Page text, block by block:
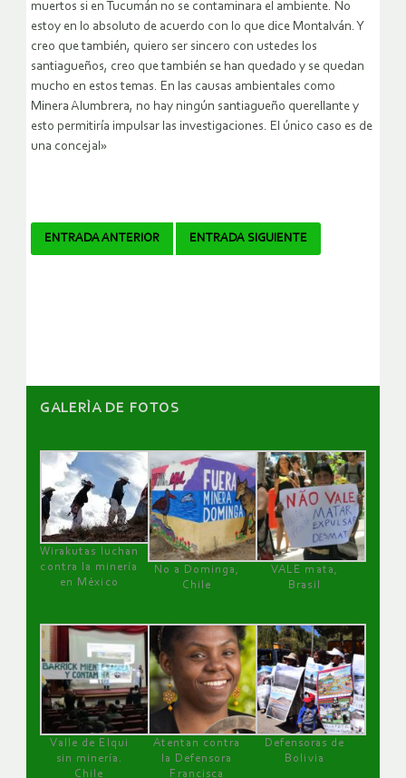
muertos si en Tucumán no se contaminara el ambiente. No
estoy en lo absoluto de acuerdo con lo que dice Montalván. Y
creo que también, quiero ser sincero con ustedes los
santiagueños, creo que también se han quedado y se quedan
mucho en estos temas. En las causas ambientales como
Minera Alumbrera, no hay ningún santiagueño querellante y
esto permitiría impulsar las investigaciones. El único caso es de
una concejal»
Navegador
ENTRADA ANTERIOR ENTRADA SIGUIENTE
GALERÌA DE FOTOS
Wirakutas luchan
contra la minería
en México
No a Dominga,
Chile
VALE mata,
Brasil
Valle de Elqui
sin minería.
Chile
Atentan contra
la Defensora
Francisca
Defensoras de
Bolivia